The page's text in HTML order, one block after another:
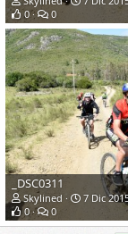
0
0
_DSC0311
Skylined
7 Dic
0
0